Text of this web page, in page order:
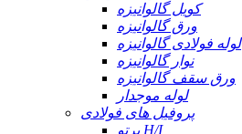
کویل گالوانیزه
ورق گالوانیزه
لوله فولادی گالوانیزه
نوار گالوانیزه
ورق سقف گالوانیزه
لوله موجدار
پروفیل های فولادی
پرتو H/I